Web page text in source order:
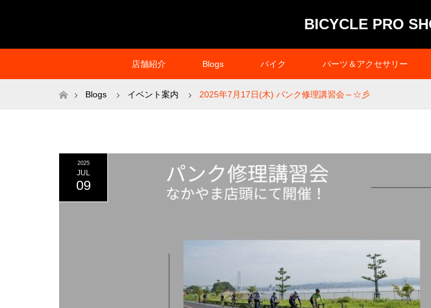
BICYCLE PRO
店舗紹介 Blogs バイク パーツ＆アクセサリー
ホームBlogs イベント案内 2025年7月17日(木) パンク修理講習会～☆彡
2025
JUL
09